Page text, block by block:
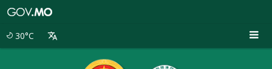
30°C